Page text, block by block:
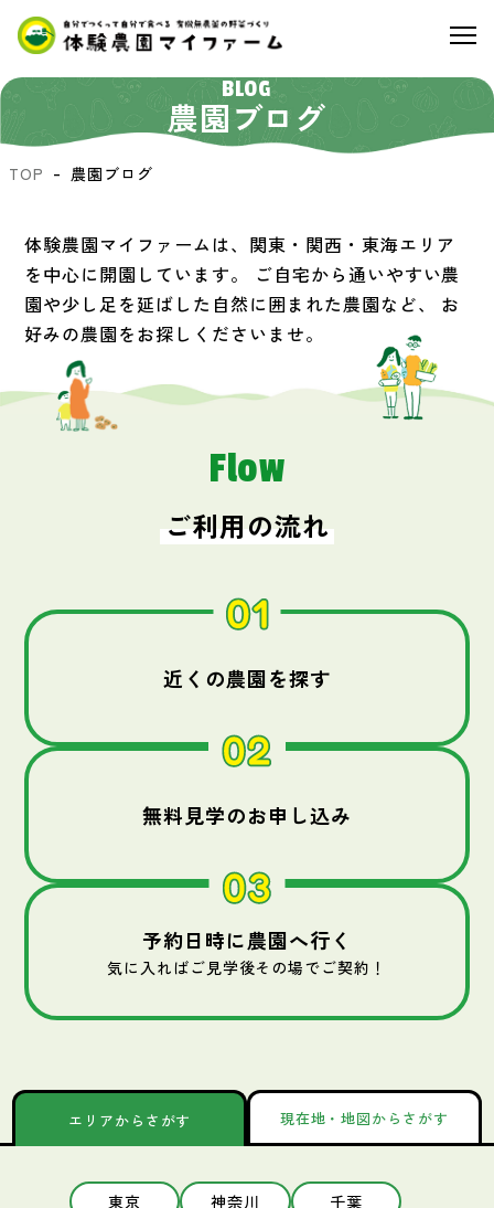
BLOG
農園ブログ
TOP 農園ブログ
体験農園マイファームは、関東・関西・東海エリア
を中心に開園しています。
ご自宅から通いやすい農
園や少し足を延ばした自然に囲まれた農園など、
お
好みの農園をお探しくださいませ。
Flow
ご利用の流れ
近くの農園を探す
無料見学のお申し込み
予約日時に農園へ行く
気に入ればご見学後その場でご契約！
エリアからさがす 現在地・地図からさがす
東京 神奈川
千葉